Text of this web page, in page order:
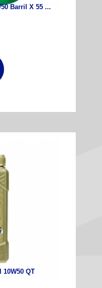
Barril X 55 ...
10W50 QT